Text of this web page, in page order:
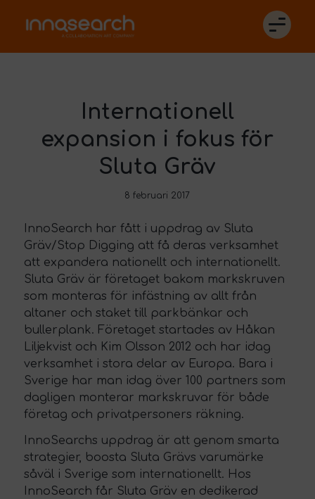
Internationell
expansion i fokus för
Sluta Gräv
8 februari 2017
InnoSearch har fått i uppdrag av Sluta
Gräv/Stop Digging att få deras verksamhet
att expandera nationellt och internationellt.
Sluta Gräv är företaget bakom markskruven
som monteras för infästning av allt från
altaner och staket till parkbänkar och
bullerplank. Företaget startades av Håkan
Liljekvist och Kim Olsson 2012 och har idag
verksamhet i stora delar av Europa. Bara i
Sverige har man idag över 100 partners som
dagligen monterar markskruvar för både
företag och privatpersoners räkning.
InnoSearchs uppdrag är att genom smarta
strategier, boosta Sluta Grävs varumärke
såväl i Sverige som internationellt. Hos
InnoSearch får Sluta Gräv en dedikerad